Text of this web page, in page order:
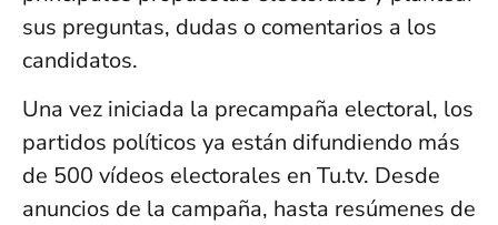
sus preguntas, dudas o comentarios a los
candidatos.
Una vez iniciada la precampaña electoral, los
partidos políticos ya están difundiendo más
de 500 vídeos electorales en Tu.tv. Desde
anuncios de la campaña, hasta resúmenes de